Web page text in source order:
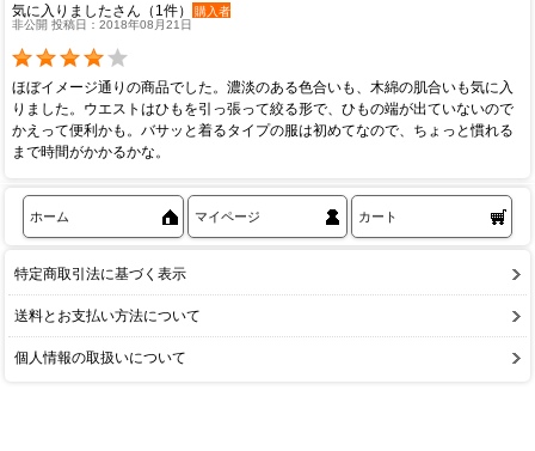
気に入りましたさん（1件）
購入者
非公開 投稿日：2018年08月21日
ほぼイメージ通りの商品でした。濃淡のある色合いも、木綿の肌合いも気に入
りました。ウエストはひもを引っ張って絞る形で、ひもの端が出ていないので
かえって便利かも。バサッと着るタイプの服は初めてなので、ちょっと慣れる
まで時間がかかるかな。
ホーム マイページ カート
特定商取引法に基づく表示
送料とお支払い方法について
個人情報の取扱いについて